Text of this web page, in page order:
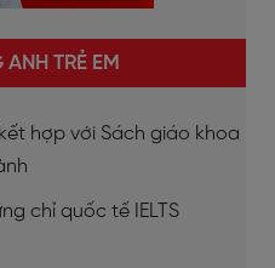
ANH TRẺ EM
hợp với Sách giáo khoa
chỉ quốc tế IELTS